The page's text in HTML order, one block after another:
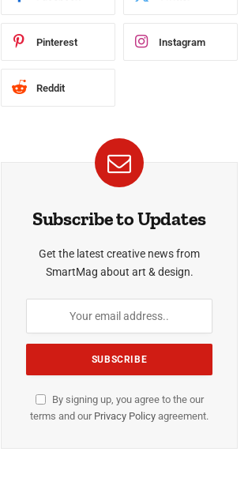
Pinterest Instagram
Reddit
Subscribe to Updates
Get the latest creative news from
SmartMag about art & design.
By signing up, you agree to the our
terms and our Privacy Policy agreement.